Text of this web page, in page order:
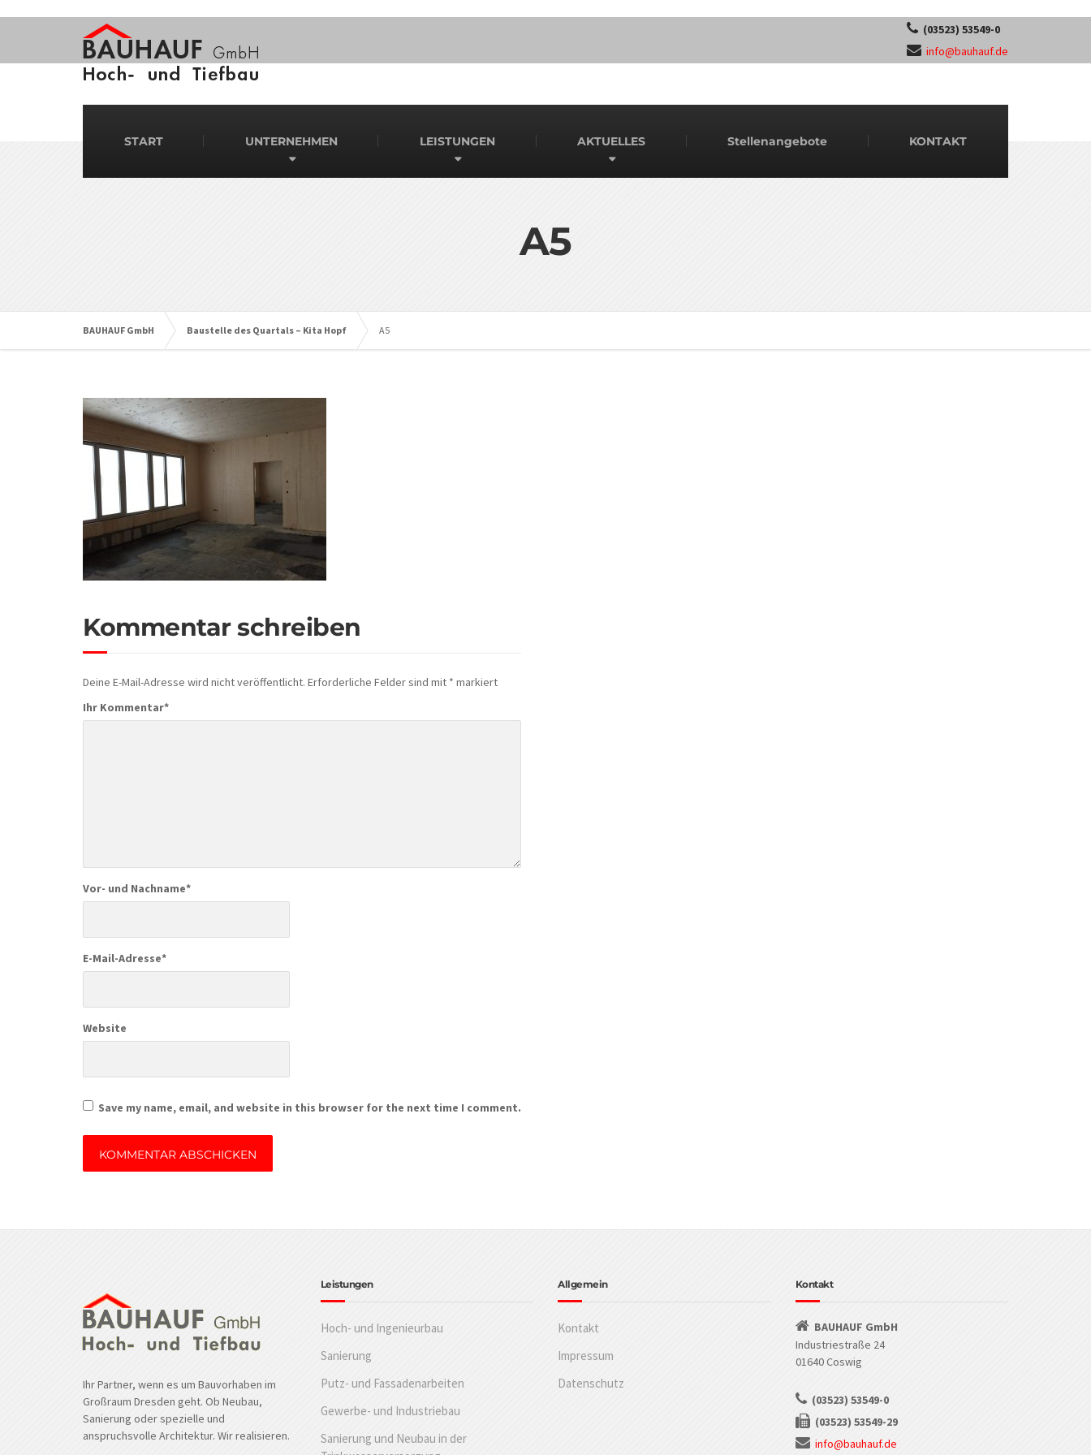
(03523) 53549-0
info@bauhauf.de
START UNTERNEHMEN LEISTUNGEN AKTUELLES Stellenangebote KONTAKT
A5
BAUHAUF GmbH Baustelle des Quartals – Kita Hopf A5
Kommentar schreiben
Deine E-Mail-Adresse wird nicht veröffentlicht. Erforderliche Felder sind mit * markiert
Ihr Kommentar*
Vor- und Nachname*
E-Mail-Adresse*
Website
Save my name, email, and website in this browser for the next time I comment.
Ihr Partner, wenn es um Bauvorhaben im
Großraum Dresden geht. Ob Neubau,
Sanierung oder spezielle und
anspruchsvolle Architektur. Wir realisieren.
Leistungen
Hoch- und Ingenieurbau
Sanierung
Putz- und Fassadenarbeiten
Gewerbe- und Industriebau
Sanierung und Neubau in der
Allgemein
Kontakt
Impressum
Datenschutz
Kontakt
BAUHAUF GmbH
Industriestraße 24
01640 Coswig
(03523) 53549-0
(03523) 53549-29
info@bauhauf.de